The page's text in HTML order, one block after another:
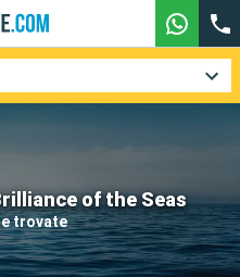
of the Seas
trovate